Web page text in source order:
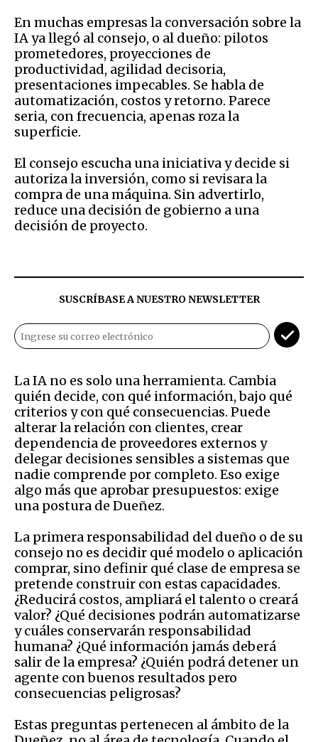
En muchas empresas la conversación sobre la
IA ya llegó al consejo, o al dueño: pilotos
prometedores, proyecciones de
productividad, agilidad decisoria,
presentaciones impecables. Se habla de
automatización, costos y retorno. Parece
seria, con frecuencia, apenas roza la
superficie.
El consejo escucha una iniciativa y decide si
autoriza la inversión, como si revisara la
compra de una máquina. Sin advertirlo,
reduce una decisión de gobierno a una
decisión de proyecto.
SUSCRÍBASE A NUESTRO NEWSLETTER
La IA no es solo una herramienta. Cambia
quién decide, con qué información, bajo qué
criterios y con qué consecuencias. Puede
alterar la relación con clientes, crear
dependencia de proveedores externos y
delegar decisiones sensibles a sistemas que
nadie comprende por completo. Eso exige
algo más que aprobar presupuestos: exige
una postura de Dueñez.
La primera responsabilidad del dueño o de su
consejo no es decidir qué modelo o aplicación
comprar, sino definir qué clase de empresa se
pretende construir con estas capacidades.
¿Reducirá costos, ampliará el talento o creará
valor? ¿Qué decisiones podrán automatizarse
y cuáles conservarán responsabilidad
humana? ¿Qué información jamás deberá
salir de la empresa? ¿Quién podrá detener un
agente con buenos resultados pero
consecuencias peligrosas?
Estas preguntas pertenecen al ámbito de la